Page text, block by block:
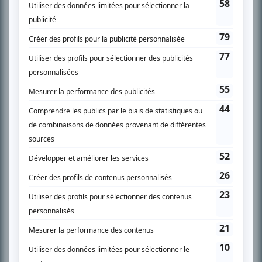
SUR LE RÉSEAU BIZZ MÉDIA
PLAN DU SITE
Accueil
Liste des oeuvres
Recherche avancée
À propos
Nous contacter
Termes et conditions
Politique de confidentialité
Gestion du consentement